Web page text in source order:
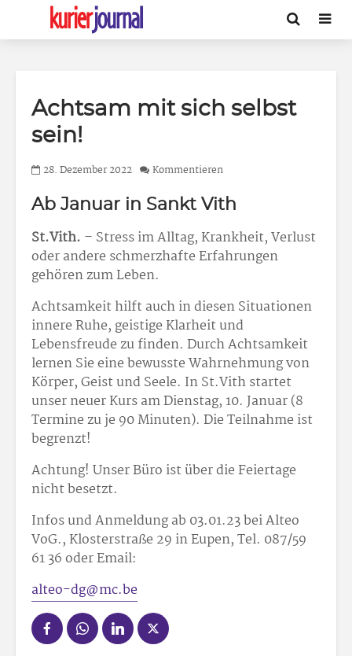
Achtsam mit sich selbst
sein!
28. Dezember 2022 Kommentieren
Ab Januar in Sankt Vith
St.Vith. – Stress im Alltag, Krankheit, Verlust
oder andere schmerzhafte Erfahrungen
gehören zum Leben.
Achtsamkeit hilft auch in diesen Situationen
innere Ruhe, geistige Klarheit und
Lebensfreude zu finden. Durch Achtsamkeit
lernen Sie eine bewusste Wahrnehmung von
Körper, Geist und Seele. In St.Vith startet
unser neuer Kurs am Dienstag, 10. Januar (8
Termine zu je 90 Minuten). Die Teilnahme ist
begrenzt!
Achtung! Unser Büro ist über die Feiertage
nicht besetzt.
Infos und Anmeldung ab 03.01.23 bei Alteo
VoG., Klosterstraße 29 in Eupen, Tel. 087/59
61 36 oder Email:
alteo-dg@mc.be